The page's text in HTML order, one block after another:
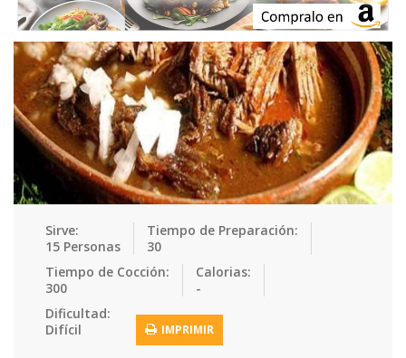
Gelatinas Guarnicion… Helados Hot Dogs
Huevos Mariscos Mermeladas Muffins
Panes Para Niños Pastas Pasteles
Pescados Pizzas Platos Fue… Pollo
Postres Recetas de… Recetas Do… Recetas Fá…
Recetas Ke… Recetas Me…
Sandwiches Snacks
Tacos
Sirve:
15 Personas
Tiempo de Preparación:
30
Tiempo de Cocción:
300
Calorias:
-
Dificultad:
Difícil
IMPRIMIR